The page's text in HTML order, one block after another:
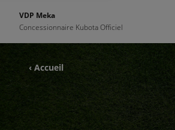
VDP Meka
Concessionnaire Kubota Officiel
‹ Accueil